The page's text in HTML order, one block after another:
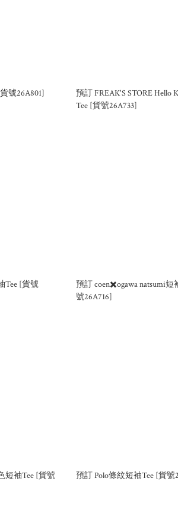
號26A801]
預訂 FREAK'S STORE Hello
Tee [貨號26A733]
Tee [貨號
預訂 coen✖️ogawa natsumi短
號26A716]
短袖Tee [貨號
預訂 Polo條紋短袖Tee [貨號